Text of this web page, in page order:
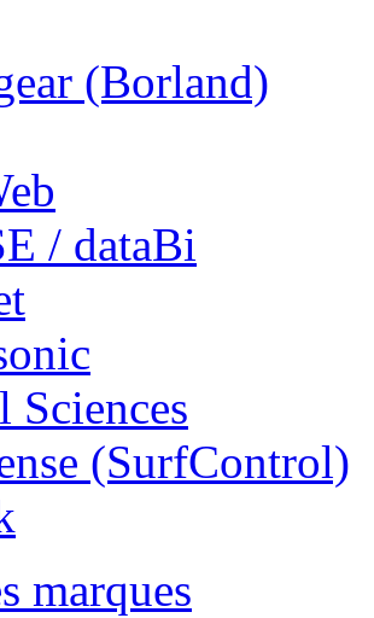
(Borland)
/ dataBi
Sciences
(SurfControl)
marques